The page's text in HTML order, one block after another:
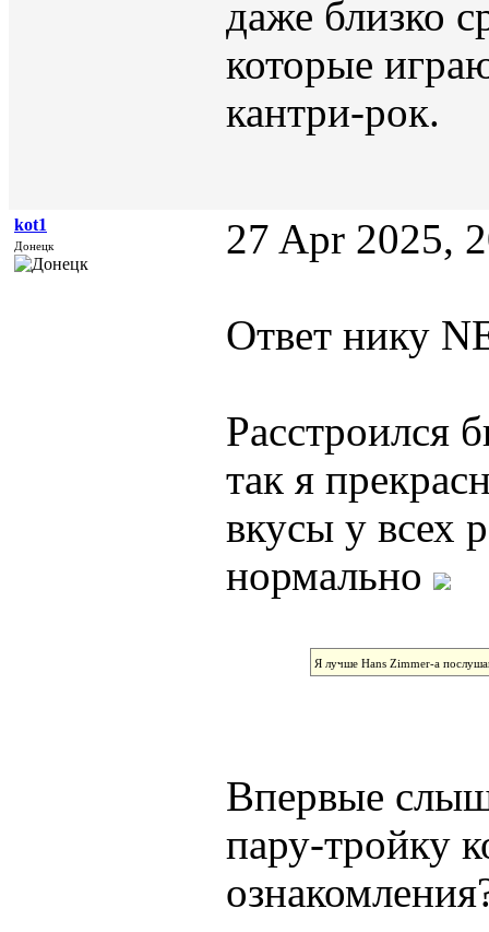
даже близко
которые
кантри-рок.
kot1
Донецк 27 Apr 2025,
Ответ нику
Расстроился
так я
вкусы у всех
нормально
Я лучше Hans Zimmer-а
Впервые
пару-тройку